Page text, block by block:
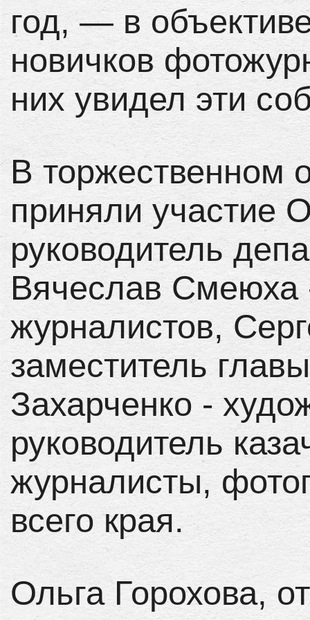
год, — в
новичков
них увидел эти
В торжественном
приняли участие
руководитель
Вячеслав Смеюха
журналистов,
заместитель
Захарченко -
руководитель
журналисты,
всего края.
Ольга Горохова,